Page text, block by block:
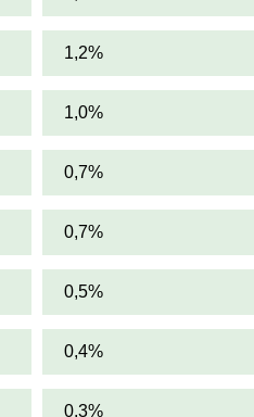
1,2%
1,0%
0,7%
0,7%
0,5%
0,4%
0,3%